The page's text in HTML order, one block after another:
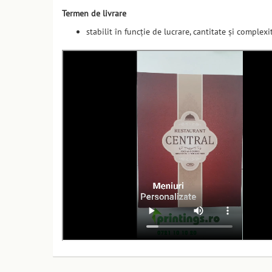
Termen de livrare
stabilit în funcție de lucrare, cantitate și